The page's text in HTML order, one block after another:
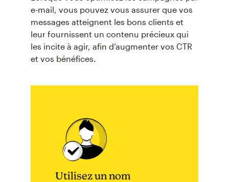
e-mail, vous pouvez vous assurer que vos
messages atteignent les bons clients et
leur fournissent un contenu précieux qui
les incite à agir, afin d’augmenter vos CTR
et vos bénéfices.
Utilisez un nom